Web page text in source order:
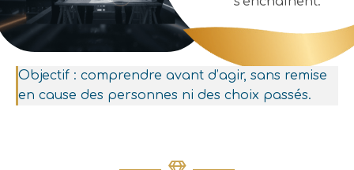
Objectif : comprendre avant d’agir, sans remise
en cause des personnes ni des choix passés.